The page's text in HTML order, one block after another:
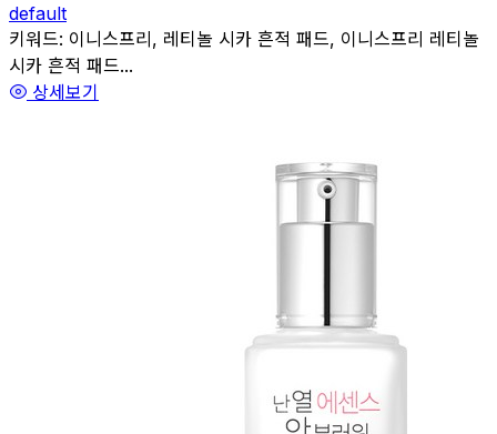
default
관련
키워드: 이니스프리, 레티놀 시카 흔적 패드, 이니스프리 레티놀
시카 흔적 패드...
상세보기